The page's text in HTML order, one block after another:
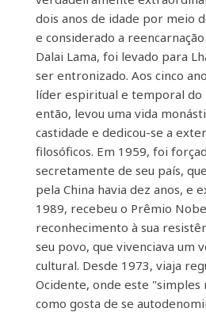
dois anos de idade por meio
e considerado a
Dalai Lama, foi levado para
ser entronizado. Aos cinco
líder espiritual e temporal
então, levou uma vida
castidade e dedicou-se a
filosóficos. Em 1959, foi
secretamente de seu país,
pela China havia dez anos, e
1989, recebeu o Prêmio
reconhecimento à sua
seu povo, que vivenciava um
cultural. Desde 1973, viaja
Ocidente, onde este "simples
como gosta de se